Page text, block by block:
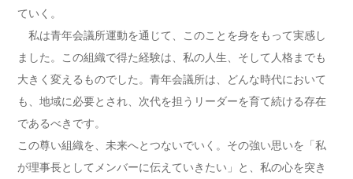
ていく。
私は青年会議所運動を通じて、このことを身をもって実感し
ました。この組織で得た経験は、私の人生、そして人格までも
大きく変えるものでした。青年会議所は、どんな時代において
も、地域に必要とされ、次代を担うリーダーを育て続ける存在
であるべきです。
この尊い組織を、未来へとつないでいく。その強い思いを「私
が理事長としてメンバーに伝えていきたい」と、私の心を突き